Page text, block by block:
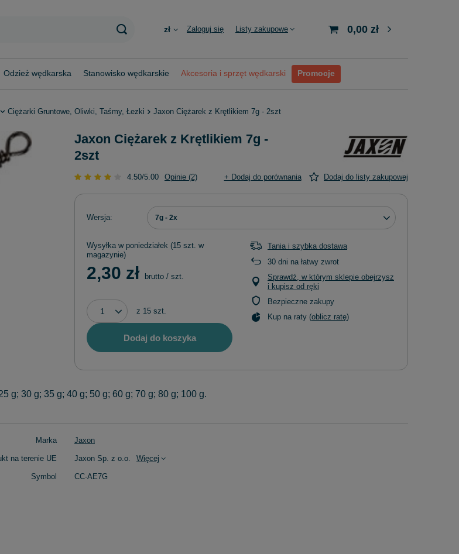
zł Zaloguj się Listy zakupowe 0,00 zł
Odzież wędkarska Stanowisko wędkarskie Akcesoria i sprzęt wędkarski Promocje
Ciężarki Gruntowe, Oliwki, Taśmy, Łezki Jaxon Ciężarek z Krętlikiem 7g - 2szt
Jaxon Ciężarek z Krętlikiem 7g -
2szt
4.50/5.00 Opinie (2) + Dodaj do porównania Dodaj do listy zakupowej
Wersja 7g - 2x
Wysyłka w poniedziałek (15 szt. w
magazynie)
2,30 zł brutto / szt.
z 15 szt.
Dodaj do koszyka
Tania i szybka dostawa
30 dni na łatwy zwrot
Sprawdź, w którym sklepie obejrzysz
i kupisz od ręki
Bezpieczne zakupy
Kup na raty (oblicz ratę)
g; 30 g; 35 g; 40 g; 50 g; 60 g; 70 g; 80 g; 100 g.
Marka Jaxon
na terenie UE Jaxon Sp. z o.o. Więcej
Symbol CC-AE7G